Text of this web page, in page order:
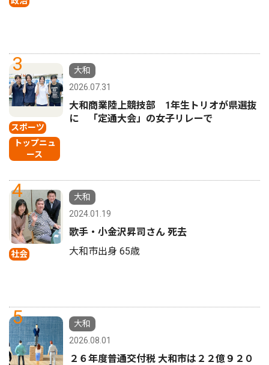
3
スポーツ
トップニュ
ース
大和
2026.07.31
大和商業陸上競技部 1年生トリオが県選抜
に 「定通大会」の女子リレーで
4
社会
大和
2024.01.19
歌手・小金沢昇司さん 死去
大和市出身 65歳
5
大和
2026.08.01
２６年度普通交付税 大和市は２２億９２０